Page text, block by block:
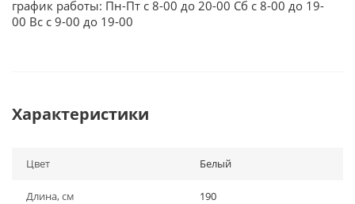
график работы: Пн-Пт с 8-00 до 20-00 Сб с 8-00 до 19-
00 Вс с 9-00 до 19-00
Характеристики
Цвет Белый
Длина, см 190